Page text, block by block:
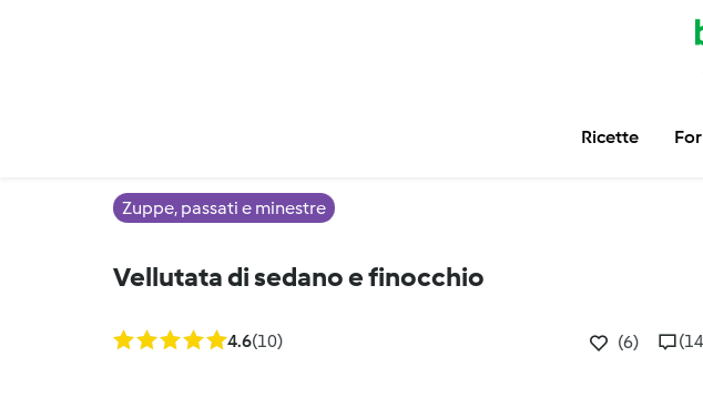
Ricette
Zuppe, passati e minestre
Vellutata di sedano e finocchio
4.6(10) (6)